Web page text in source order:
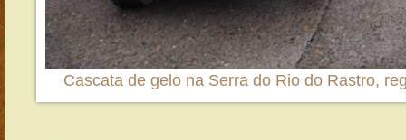
Cascata de gelo na Serra do Rio do Rastro,